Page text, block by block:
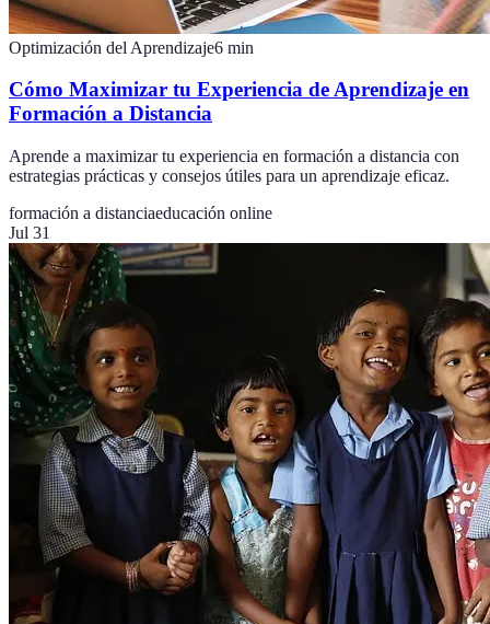
Optimización del Aprendizaje6 min
Cómo Maximizar tu Experiencia de Aprendizaje en
Formación a Distancia
Aprende a maximizar tu experiencia en formación a distancia con
estrategias prácticas y consejos útiles para un aprendizaje eficaz.
formación a distanciaeducación online
Jul 31